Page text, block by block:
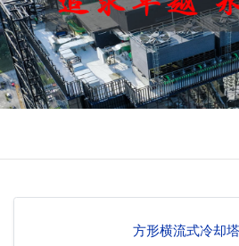
方形横流式冷却